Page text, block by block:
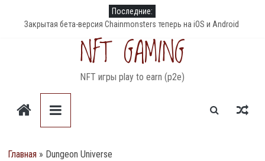
Последние:
Закрытая бета-версия Chainmonsters теперь на iOS и Android
PlanetQuest — NFT игра с генерируемыми планетами
Аирдроп токенов RDAO в NFT игре R-Planet
DeFi Land – мультисетевая ферма для фарминга
Dark Country – обновление игры и землевладение в 2022 году
NFT GAMING
NFT игры play to earn (p2e)
Главная » Dungeon Universe